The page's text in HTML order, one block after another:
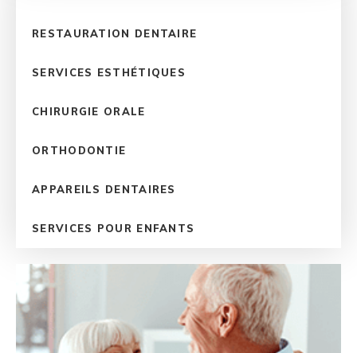
RESTAURATION DENTAIRE
SERVICES ESTHÉTIQUES
CHIRURGIE ORALE
ORTHODONTIE
APPAREILS DENTAIRES
SERVICES POUR ENFANTS